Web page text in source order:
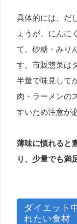
具体的には、だ
ょうが、にんに
て、砂糖・みり
す。市販惣菜は
半量で味見して
肉・ラーメンの
すいため注意が
薄味に慣れると
り、少量でも満
ダイエット
れたい食材